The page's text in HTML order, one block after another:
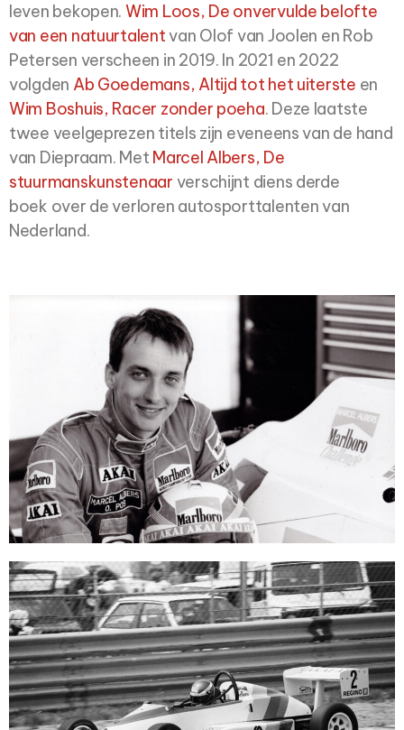
leven bekopen. Wim Loos, De onvervulde belofte
van een natuurtalentvan Olof van Joolen en Rob
Petersen verscheen in 2019. In 2021 en 2022
volgden Ab Goedemans, Altijd tot het uiterste en
Wim Boshuis, Racer zonder poeha. Deze laatste
twee veelgeprezen titels zijn eveneens van de hand
van Diepraam. Met Marcel Albers, De
stuurmanskunstenaar verschijnt diens derde
boek over de verloren autosporttalenten van
Nederland.